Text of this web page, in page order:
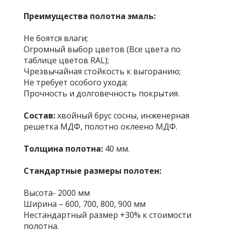
Преимущества полотна эмаль:
Не боятся влаги;
Огромный выбор цветов (Все цвета по
таблице цветов RAL);
Чрезвычайная стойкость к выгоранию;
Не требует особого ухода;
Прочность и долговечность покрытия.
Состав:хвойный брус сосны, инженерная
решетка МДФ, полотно оклеено МДФ.
Толщина полотна: 40 мм.
Стандартные размеры полотен:
Высота- 2000 мм
Ширина – 600, 700, 800, 900 мм
Нестандартный размер +30% к стоимости
полотна.